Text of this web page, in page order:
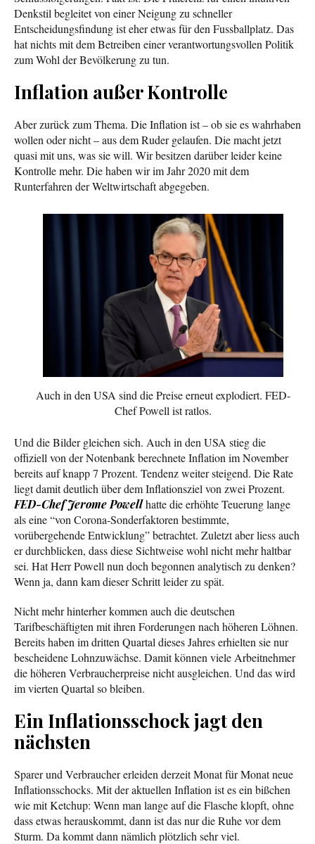
Denkstil begleitet von einer Neigung zu schneller
Entscheidungsfindung ist eher etwas für den Fussballplatz. Das
hat nichts mit dem Betreiben einer verantwortungsvollen Politik
zum Wohl der Bevölkerung zu tun.
Inflation außer Kontrolle
Aber zurück zum Thema. Die Inflation ist – ob sie es wahrhaben
wollen oder nicht – aus dem Ruder gelaufen. Die macht jetzt
quasi mit uns, was sie will. Wir besitzen darüber leider keine
Kontrolle mehr. Die haben wir im Jahr 2020 mit dem
Runterfahren der Weltwirtschaft abgegeben.
Auch in den USA sind die Preise erneut explodiert. FED-
Chef Powell ist ratlos.
Und die Bilder gleichen sich. Auch in den USA stieg die
offiziell von der Notenbank berechnete Inflation im November
bereits auf knapp 7 Prozent. Tendenz weiter steigend. Die Rate
liegt damit deutlich über dem Inflationsziel von zwei Prozent.
FED-Chef Jerome Powellhatte die erhöhte Teuerung lange
als eine “von Corona-Sonderfaktoren bestimmte,
vorübergehende Entwicklung” betrachtet. Zuletzt aber liess auch
er durchblicken, dass diese Sichtweise wohl nicht mehr haltbar
sei. Hat Herr Powell nun doch begonnen analytisch zu denken?
Wenn ja, dann kam dieser Schritt leider zu spät.
Nicht mehr hinterher kommen auch die deutschen
Tarifbeschäftigten mit ihren Forderungen nach höheren Löhnen.
Bereits haben im dritten Quartal dieses Jahres erhielten sie nur
bescheidene Lohnzuwächse. Damit können viele Arbeitnehmer
die höheren Verbraucherpreise nicht ausgleichen. Und das wird
im vierten Quartal so bleiben.
Ein Inflationsschock jagt den
nächsten
Sparer und Verbraucher erleiden derzeit Monat für Monat neue
Inflationsschocks. Mit der aktuellen Inflation ist es ein bißchen
wie mit Ketchup: Wenn man lange auf die Flasche klopft, ohne
dass etwas herauskommt, dann ist das nur die Ruhe vor dem
Sturm. Da kommt dann nämlich plötzlich sehr viel.